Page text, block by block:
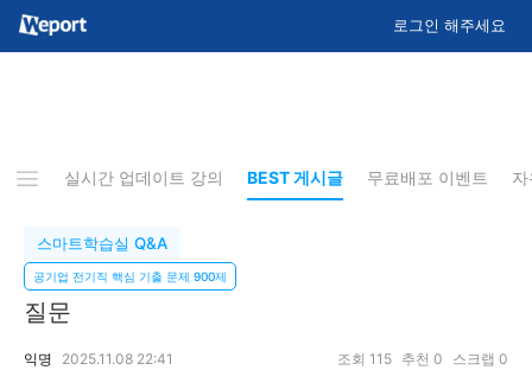
로그인 해주세요
사항 실시간 업데이트 강의 BEST 게시글 무료배포 이벤트
스마트학습실 Q&A
공기업 전기직 핵심 기출 문제 900제
질문
익명 2025.11.08 22:41 조회 115 추천 0 스크랩 0